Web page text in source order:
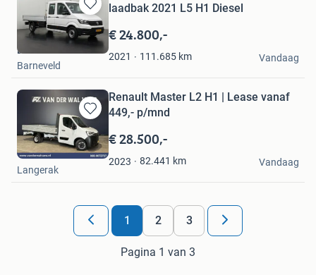
Bewaren
in
Mijn
Favorieten
laadbak 2021 L5 H1 Diesel
€ 24.800,-
2021 111.685 km
Dutchvans.com
Barneveld
Vandaag
Bewaren
in
Mijn
Favorieten
Renault Master L2 H1 | Lease vanaf
449,- p/mnd
€ 28.500,-
2023 82.441 km
Van der Wal Vans
Langerak
Vandaag
1 2 3
Pagina 1 van 3